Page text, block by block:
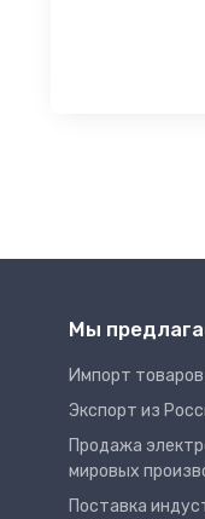
Мы
Импорт
Экспорт из
Продажа
мировых
Поставка